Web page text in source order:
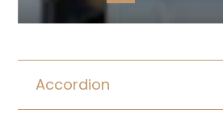
Accordion